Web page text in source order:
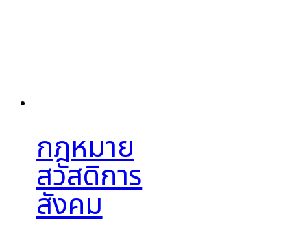
กฎหมาย
สวัสดิการ
สังคม